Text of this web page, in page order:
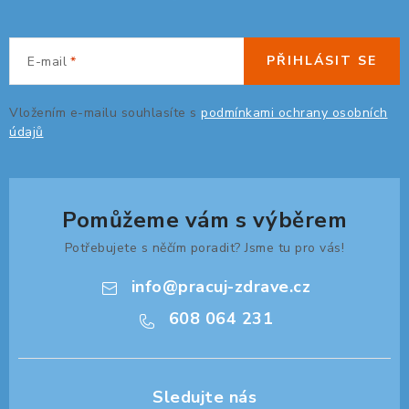
ČISTIČKY VZDUCHU
VODNÍ FILTRY
E-mail
Vložením e-mailu souhlasíte s podmínkami ochrany osobních
údajů
PŘIHLÁSIT SE
Pomůžeme vám s výběrem
Potřebujete s něčím poradit? Jsme tu pro vás!
info@pracuj-zdrave.cz
608 064 231